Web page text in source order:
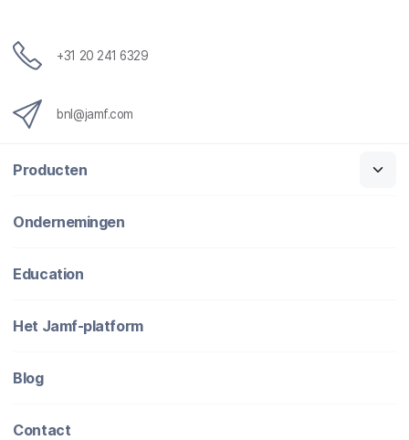
+31 20 241 6329
bnl@jamf.com
Producten
Ondernemingen
Education
Het Jamf-platform
Blog
Contact